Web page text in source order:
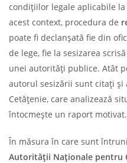
condițiilor legale aplicabile
acest context, procedura de
poate fi declanșată fie din
de lege, fie la sesizarea
unei autorități publice. Atât
autorul sesizării sunt citați și
Cetățenie, care analizează
întocmește un raport motivat.
În măsura în care sunt
Autorității Naționale pentru